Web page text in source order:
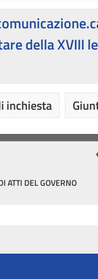
della XVIII
inchiesta
ATTI DEL GOVERNO